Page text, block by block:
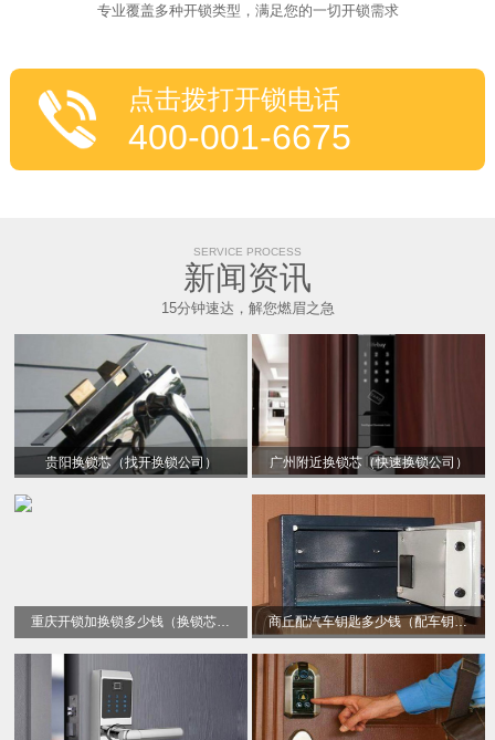
专业覆盖多种开锁类型，满足您的一切开锁需求
点击拨打开锁电话
400-001-6675
SERVICE PROCESS
新闻资讯
15分钟速达，解您燃眉之急
贵阳换锁芯（找开换锁公司） 广州附近换锁芯（快速换锁公司）
商丘配汽车钥匙多少钱（配车钥匙）